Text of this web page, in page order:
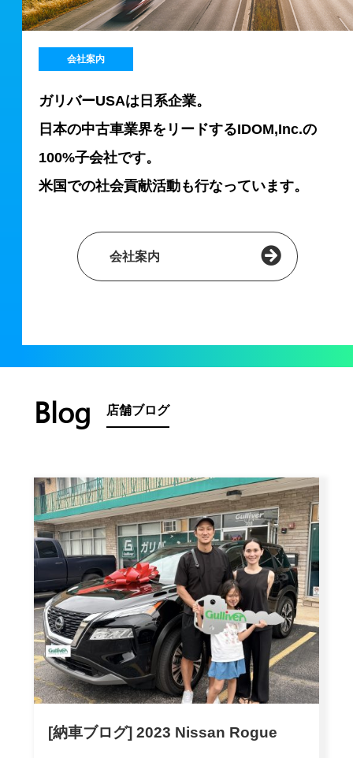
会社案内
ガリバーUSAは日系企業。
日本の中古車業界をリードするIDOM,Inc.の
100%子会社です。
米国での社会貢献活動も行なっています。
会社案内
Blog 店舗ブログ
[納車ブログ] 2023 Nissan Rogue